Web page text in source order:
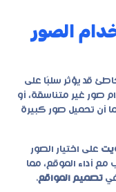
الصور
قد يؤثر سلبًا على
صور غير متناسقة، أو
أن تحميل صور كبيرة
على اختيار الصور
أداء الموقع، مما
تصميم المواقع.